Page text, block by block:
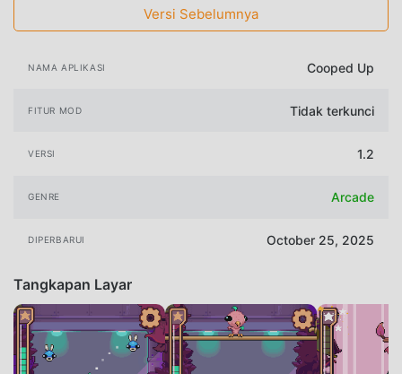
Versi Sebelumnya
NAMA APLIKASI Cooped Up
FITUR MOD Tidak terkunci
VERSI 1.2
GENRE Arcade
DIPERBARUI October 25, 2025
Tangkapan Layar